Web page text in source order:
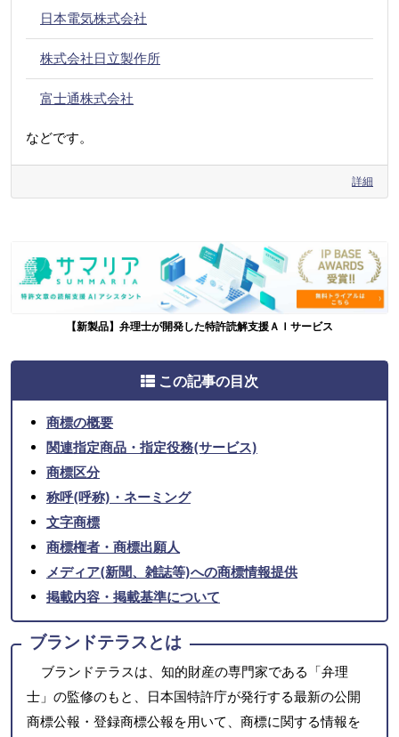
日本電気株式会社
株式会社日立製作所
富士通株式会社
などです。
詳細
【新製品】弁理士が開発した特許読解支援ＡＩサービス
この記事の目次
商標の概要
関連指定商品・指定役務(サービス)
商標区分
称呼(呼称)・ネーミング
文字商標
商標権者・商標出願人
メディア(新聞、雑誌等)への商標情報提供
掲載内容・掲載基準について
ブランドテラスとは
ブランドテラスは、知的財産の専門家である「弁理
士」の監修のもと、日本国特許庁が発行する最新の公開
商標公報・登録商標公報を用いて、商標に関する情報を